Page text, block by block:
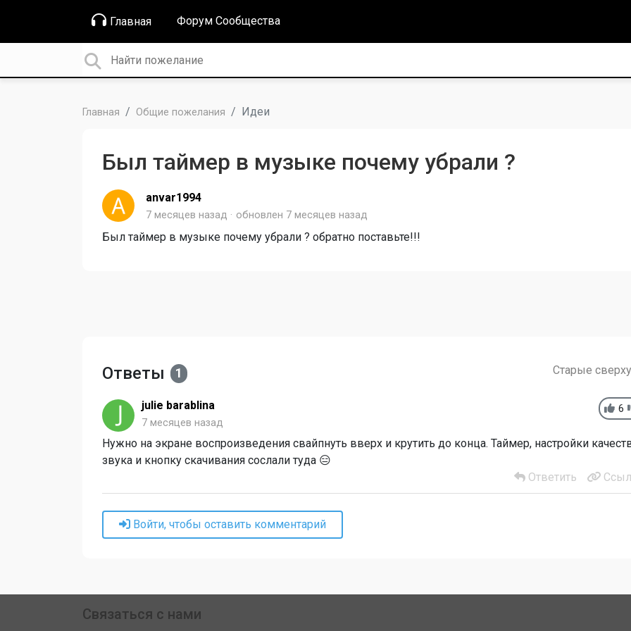
Главная Форум Сообщества
Главная Общие пожелания Идеи
Был таймер в музыке почему убрали ?
anvar1994
7 месяцев назад обновлен 7 месяцев назад
Был таймер в музыке почему убрали ? обратно поставьте!!!
Ответы 1 Старые сверху
6
julie barablina
7 месяцев назад
Нужно на экране воспроизведения свайпнуть вверх и крутить до конца. Таймер, настройки
звука и кнопку скачивания сослали туда 😑
Ответить
Войти, чтобы оставить комментарий
Связаться с нами